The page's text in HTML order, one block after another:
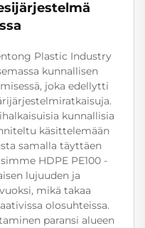
Plastic Industry
kunnallisen
joka edellytti
kunnallisia
käsittelemään
samalla täyttäen
HDPE PE100 -
lujuuden ja
mikä takaa
olosuhteissa.
paransi alueen